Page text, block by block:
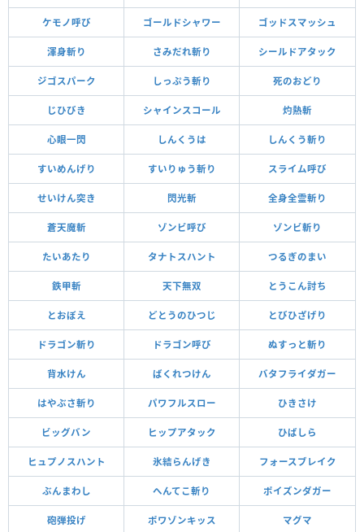
ケモノ呼び ゴールドシャワー ゴッドスマッシュ
渾身斬り さみだれ斬り シールドアタック
ジゴスパーク しっぷう斬り 死のおどり
じひびき シャインスコール 灼熱斬
心眼一閃 しんくうは しんくう斬り
すいめんげり すいりゅう斬り スライム呼び
せいけん突き 閃光斬 全身全霊斬り
蒼天魔斬 ゾンビ呼び ゾンビ斬り
たいあたり タナトスハント つるぎのまい
鉄甲斬 天下無双 とうこん討ち
とおぼえ どとうのひつじ とびひざげり
ドラゴン斬り ドラゴン呼び ぬすっと斬り
背水けん ばくれつけん バタフライダガー
はやぶさ斬り パワフルスロー ひきさけ
ビッグバン ヒップアタック ひばしら
ヒュプノスハント 氷結らんげき フォースブレイク
ぶんまわし へんてこ斬り ポイズンダガー
砲弾投げ ポワゾンキッス マグマ